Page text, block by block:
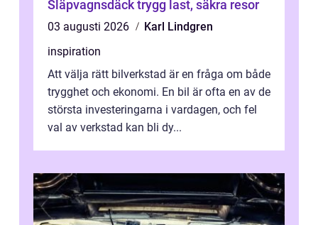
Släpvagnsdäck trygg last, säkra resor
03 augusti 2026
Karl Lindgren
inspiration
Att välja rätt bilverkstad är en fråga om både
trygghet och ekonomi. En bil är ofta en av de
största investeringarna i vardagen, och fel
val av verkstad kan bli dy...